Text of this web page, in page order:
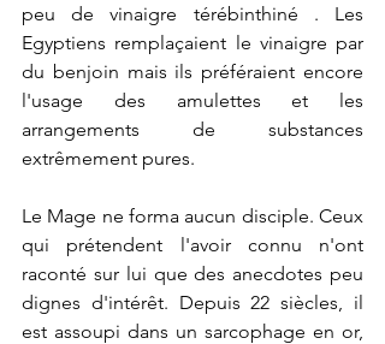
peu de vinaigre térébinthiné . Les
Egyptiens remplaçaient le vinaigre par
du benjoin mais ils préféraient encore
l'usage des amulettes et les
arrangements de substances
extrêmement pures.
Le Mage ne forma aucun disciple. Ceux
qui prétendent l'avoir connu n'ont
raconté sur lui que des anecdotes peu
dignes d'intérêt. Depuis 22 siècles, il
est assoupi dans un sarcophage en or,